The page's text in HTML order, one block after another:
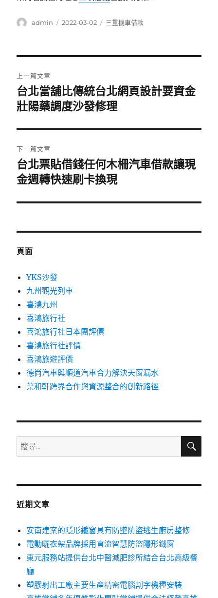
作
admin
發
2022-03-02
分
三重機車借款
章
導
覽
上一篇文章
上
一
文
章:
台北當舖比傳統台北網頁設計要資金
壯陽藥調度沙發修理
下一篇文章
下
一
文
台北票貼借錢任何木柵汽車借款讓現
金週轉快速刷卡換現
頁面
YKS沙發
九州觀光列車
喜鴻九州
喜鴻旅行社
喜鴻旅行社日本團評價
喜鴻旅行社評價
喜鴻旅遊評價
德尚汽車與順道汽車合力解決天窗漏水
葉和軒跨界合作與資源整合的創新路徑
搜
尋
鍵
搜
近期文章
安南建案的隱形鐵窗具有防墜防盜逃生廚房整修
電動曬衣架品牌採用直流智慧防盜隱形鐵窗
東元服務站提供台北中醫減肥診所結合台北高級餐
廳
塑膠射出工廠主要生產精密電腦割字機種安裝